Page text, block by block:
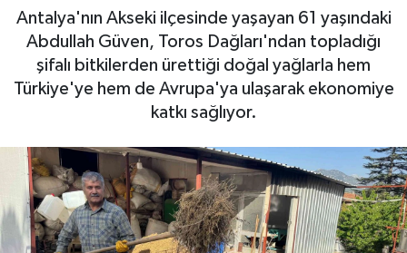
Antalya'nın Akseki ilçesinde yaşayan 61 yaşındaki
Abdullah Güven, Toros Dağları'ndan topladığı
şifalı bitkilerden ürettiği doğal yağlarla hem
Türkiye'ye hem de Avrupa'ya ulaşarak ekonomiye
katkı sağlıyor.
Otovitrin
Asayiş
Magazin
Gayrimenkul
Spor
Eğitim
Haber Arşivi